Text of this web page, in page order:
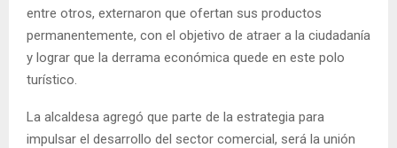
entre otros, externaron que ofertan sus productos
permanentemente, con el objetivo de atraer a la ciudadanía
y lograr que la derrama económica quede en este polo
turístico.
La alcaldesa agregó que parte de la estrategia para
impulsar el desarrollo del sector comercial, será la unión